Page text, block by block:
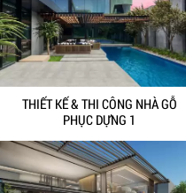
THIẾT KẾ & THI CÔNG NHÀ GỖ
PHỤC DỰNG 1